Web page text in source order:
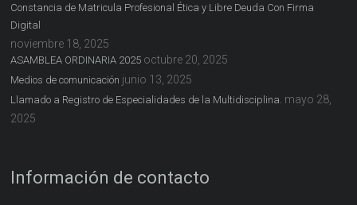
Constancia de Matricula Profesional Ética y Libre Deuda Con Firma
Digital
noviembre 18, 2025
ASAMBLEA ORDINARIA 2025 octubre 20, 2025
Medios de comunicación junio 13, 2025
Llamado a Registro de Especialidades de la Multidisciplina. mayo 28,
2025
Información de contacto